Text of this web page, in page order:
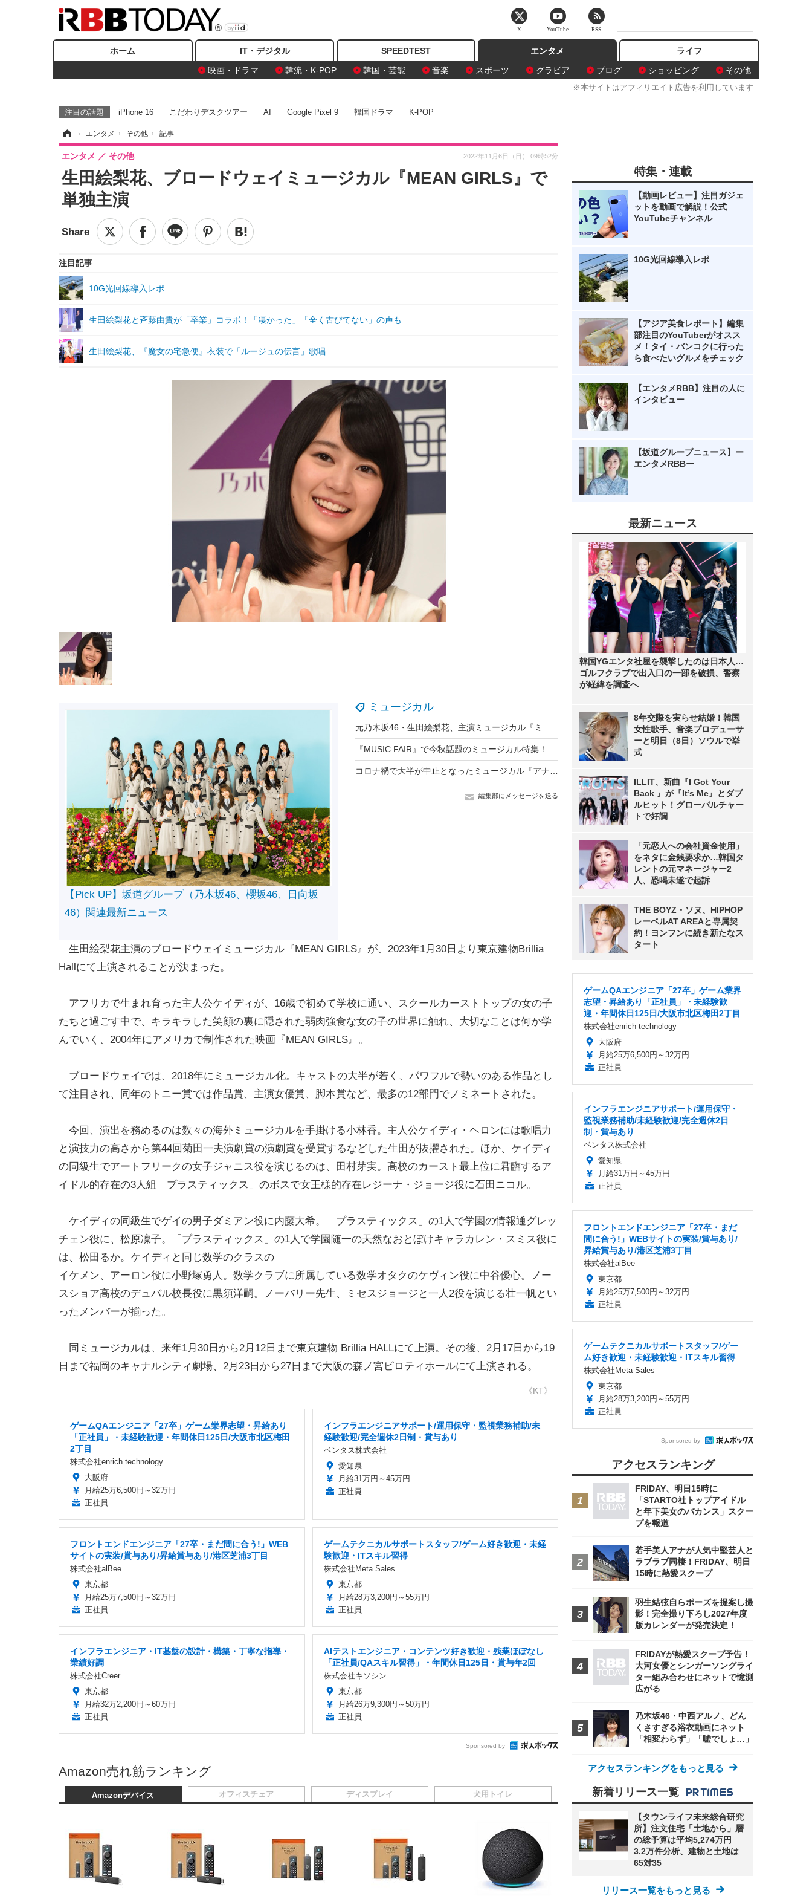
ホーム IT・デジタル SPEEDTEST
エンタメ
映画・ドラマ
韓流・K-POP 韓国・芸能 音楽 スポーツ グラビア ブログ ショッピング その他
ライフ
※本サイトはアフィリエイト広告を利用しています
注目の話題 iPhone 16 こだわりデスクツアー AI Google Pixel 9 韓国ドラマ K-POP
› エンタメ › その他 › 記事
生田絵梨花、ブロードウェイミュージカル『MEAN GIRLS』で
単独主演
エンタメ その他 2022年11月6日（日） 09時52分
注目記事
10G光回線導入レポ
生田絵梨花と斉藤由貴が「卒業」コラボ！「凄かった」「全く古びてない」の声も
生田絵梨花、『魔女の宅急便』衣装で「ルージュの伝言」歌唱
ミュージカル
編集部にメッセージを送る
【Pick UP】坂道グループ（乃木坂46、櫻坂46、日向坂
46）関連最新ニュース
生田絵梨花主演のブロードウェイミュージカル『MEAN GIRLS』が、2023年1月30日より東京建物Brillia
Hallにて上演されることが決まった。
アフリカで生まれ育った主人公ケイディが、16歳で初めて学校に通い、スクールカーストトップの女の子
たちと過ごす中で、キラキラした笑顔の裏に隠された弱肉強食な女の子の世界に触れ、大切なことは何か学
んでいく、2004年にアメリカで制作された映画『MEAN GIRLS』。
ブロードウェイでは、2018年にミュージカル化。キャストの大半が若く、パワフルで勢いのある作品とし
て注目され、同年のトニー賞では作品賞、主演女優賞、脚本賞など、最多の12部門でノミネートされた。
今回、演出を務めるのは数々の海外ミュージカルを手掛ける小林香。主人公ケイディ・ヘロンには歌唱力
と演技力の高さから第44回菊田一夫演劇賞の演劇賞を受賞するなどした生田が抜擢された。ほか、ケイディ
の同級生でアートフリークの女子ジャニス役を演じるのは、田村芽実。高校のカースト最上位に君臨するア
イドル的存在の3人組「プラスティックス」のボスで女王様的存在レジーナ・ジョージ役に石田ニコル。
ケイディの同級生でゲイの男子ダミアン役に内藤大希。「プラスティックス」の1人で学園の情報通グレッ
チェン役に、松原凜子。「プラスティックス」の1人で学園随一の天然なおとぼけキャラカレン・スミス役に
は、松田るか。ケイディと同じ数学のクラスの
イケメン、アーロン役に小野塚勇人。数学クラブに所属している数学オタクのケヴィン役に中谷優心。ノー
スショア高校のデュバル校長役に黒須洋嗣。ノーバリー先生、ミセスジョージと一人2役を演じる壮一帆とい
ったメンバーが揃った。
同ミュージカルは、来年1月30日から2月12日まで東京建物 Brillia HALLにて上演。その後、2月17日から19
日まで福岡のキャナルシティ劇場、2月23日から27日まで大阪の森ノ宮ピロティホールにて上演される。
《KT》
ゲームQAエンジニア「27卒」ゲーム業界志望・昇給あり
「正社員」・未経験歓迎・年間休日125日/大阪市北区梅田
2丁目
株式会社enrich technology
大阪府
月給25万6,500円～32万円
正社員
インフラエンジニアサポート/運用保守・監視業務補助/未
経験歓迎/完全週休2日制・賞与あり
ベンタス株式会社
愛知県
月給31万円～45万円
正社員
フロントエンドエンジニア「27卒・まだ間に合う!」WEB
サイトの実装/賞与あり/昇給賞与あり/港区芝浦3丁目
株式会社alBee
東京都
月給25万7,500円～32万円
正社員
ゲームテクニカルサポートスタッフ/ゲーム好き歓迎・未経
験歓迎・ITスキル習得
株式会社Meta Sales
東京都
月給28万3,200円～55万円
正社員
インフラエンジニア・IT基盤の設計・構築・丁寧な指導・
業績好調
株式会社Creer
東京都
月給32万2,200円～60万円
正社員
AIテストエンジニア・コンテンツ好き歓迎・残業ほぼなし
「正社員/QAスキル習得」・年間休日125日・賞与年2回
株式会社キソシン
東京都
月給26万9,300円～50万円
正社員
Sponsored by
Amazon売れ筋ランキング
Amazonデバイス オフィスチェア ディスプレイ 犬用トイレ
特集・連載
【動画レビュー】注目ガジェ
ットを動画で解説！公式
YouTubeチャンネル
10G光回線導入レポ
【アジア美食レポート】編集
部注目のYouTuberがオスス
メ！タイ・バンコクに行った
ら食べたいグルメをチェック
【エンタメRBB】注目の人に
インタビュー
【坂道グループニュース】ー
エンタメRBBー
最新ニュース
韓国YGエンタ社屋を襲撃したのは日本人…
ゴルフクラブで出入口の一部を破損、警察
が経緯を調査へ
8年交際を実らせ結婚！韓国
女性歌手、音楽プロデューサ
ーと明日（8日）ソウルで挙
式
ILLIT、新曲『I Got Your
Back 』が『It’s Me』とダブ
ルヒット！グローバルチャー
トで好調
「元恋人への会社資金使用」
をネタに金銭要求か…韓国タ
レントの元マネージャー2
人、恐喝未遂で起訴
THE BOYZ・ソヌ、HIPHOP
レーベルAT AREAと専属契
約！ヨンフンに続き新たなス
タート
ゲームQAエンジニア「27卒」ゲーム業界
志望・昇給あり「正社員」・未経験歓
迎・年間休日125日/大阪市北区梅田2丁目
株式会社enrich technology
大阪府
月給25万6,500円～32万円
正社員
インフラエンジニアサポート/運用保守・
監視業務補助/未経験歓迎/完全週休2日
制・賞与あり
ベンタス株式会社
愛知県
月給31万円～45万円
正社員
フロントエンドエンジニア「27卒・まだ
間に合う!」WEBサイトの実装/賞与あり/
昇給賞与あり/港区芝浦3丁目
株式会社alBee
東京都
月給25万7,500円～32万円
正社員
ゲームテクニカルサポートスタッフ/ゲー
ム好き歓迎・未経験歓迎・ITスキル習得
株式会社Meta Sales
東京都
月給28万3,200円～55万円
正社員
Sponsored by
アクセスランキング
FRIDAY、明日15時に
「STARTO社トップアイドル
と年下美女のバカンス」スクー
プを報道
若手美人アナが人気中堅芸人と
ラブラブ同棲！FRIDAY、明日
15時に熱愛スクープ
羽生結弦自らポーズを提案し撮
影！完全撮り下ろし2027年度
版カレンダーが発売決定！
FRIDAYが熱愛スクープ予告！
大河女優とシンガーソングライ
ター組み合わせにネットで憶測
広がる
乃木坂46・中西アルノ、どん
くさすぎる浴衣動画にネット
「相変わらず」「嘘でしょ…」
アクセスランキングをもっと見る
新着リリース一覧
【タウンライフ未来総合研究
所】注文住宅「土地から」層
の総予算は平均5,274万円 ─
3.2万件分析、建物と土地は
65対35
リリース一覧をもっと見る
X YouTube RSS